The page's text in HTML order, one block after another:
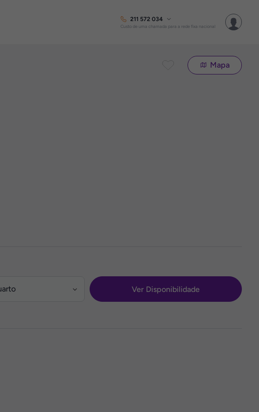
211 572 034
Custo de uma chamada para a rede fixa nacional
Mapa
Ver Disponibilidade